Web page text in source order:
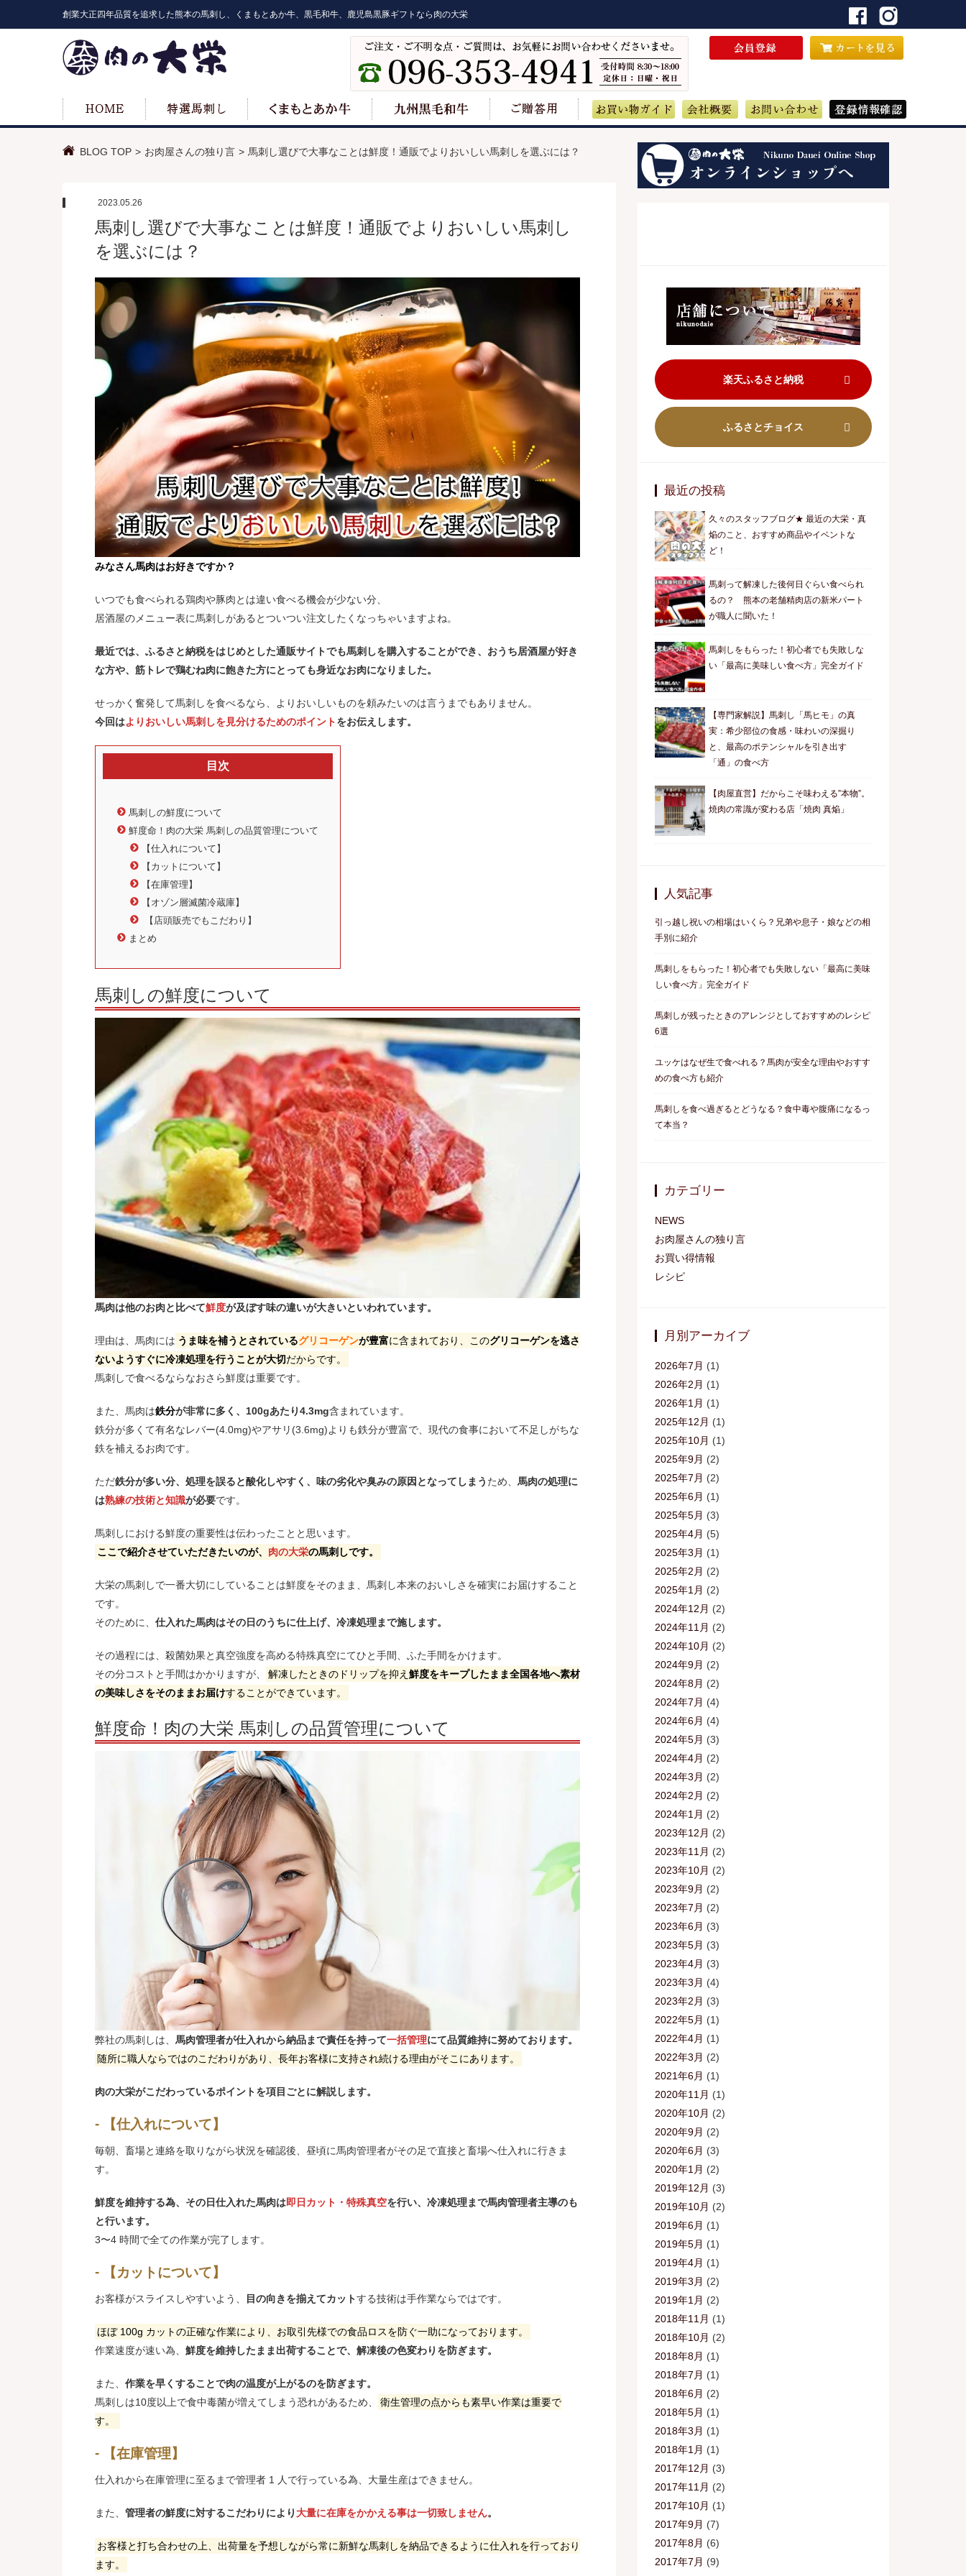
創業大正四年品質を追求した熊本の馬刺し、くまもとあか牛、黒毛和牛、鹿児島黒豚ギフトなら肉の大栄
BLOG TOP お肉屋さんの独り言 馬刺し選びで大事なことは鮮度！通販でよりおいしい馬刺しを選ぶには？
2023.05.26
馬刺し選びで大事なことは鮮度！通販でよりおいしい馬刺し
を選ぶには？
みなさん馬肉はお好きですか？
いつでも食べられる鶏肉や豚肉とは違い食べる機会が少ない分、
居酒屋のメニュー表に馬刺しがあるとついつい注文したくなっちゃいますよね。
最近では、ふるさと納税をはじめとした通販サイトでも馬刺しを購入することができ、おうち居酒屋が好き
な方や、筋トレで鶏むね肉に飽きた方にとっても身近なお肉になりました。
せっかく奮発して馬刺しを食べるなら、よりおいしいものを頼みたいのは言うまでもありません。
今回はよりおいしい馬刺しを見分けるためのポイントをお伝えします。
目次
馬刺しの鮮度について
鮮度命！肉の大栄 馬刺しの品質管理について
【仕入れについて】
【カットについて】
【在庫管理】
【オゾン層滅菌冷蔵庫】
【店頭販売でもこだわり】
まとめ
馬刺しの鮮度について
馬肉は他のお肉と比べて鮮度が及ぼす味の違いが大きいといわれています。
理由は、馬肉には うま味を補うとされているグリコーゲンが豊富に含まれており、このグリコーゲンを逃さ
ないようすぐに冷凍処理を行うことが大切だからです。
馬刺しで食べるならなおさら鮮度は重要です。
また、馬肉は鉄分が非常に多く、100gあたり4.3mg含まれています。
鉄分が多くて有名なレバー(4.0mg)やアサリ(3.6mg)よりも鉄分が豊富で、現代の食事において不足しがちな
鉄を補えるお肉です。
ただ鉄分が多い分、処理を誤ると酸化しやすく、味の劣化や臭みの原因となってしまう ため、 馬肉の処理に
は熟練の技術と知識が必要です。
馬刺しにおける鮮度の重要性は伝わったことと思います。
ここで紹介させていただきたいのが、 肉の大栄の馬刺しです。
大栄の馬刺しで一番大切にしていることは鮮度をそのまま、馬刺し本来のおいしさを確実にお届けすること
です。
そのために、 仕入れた馬肉はその日のうちに仕上げ、冷凍処理まで施します。
その過程には、殺菌効果と真空強度を高める特殊真空にてひと手間、ふた手間をかけます。
その分コストと手間はかかりますが、
解凍したときのドリップを抑え 鮮度をキープしたまま全国各地へ素材
の美味しさをそのままお届けすることができています。
鮮度命！肉の大栄 馬刺しの品質管理について
弊社の馬刺しは、 馬肉管理者が仕入れから納品まで責任を持って一括管理にて品質維持に努めております。
随所に職人ならではのこだわりがあり、長年お客様に支持され続ける理由がそこにあります。
肉の大栄がこだわっているポイントを項目ごとに解説します。
【仕入れについて】
毎朝、畜場と連絡を取りながら状況を確認後、昼頃に馬肉管理者がその足で直接と畜場へ仕入れに行きま
す。
鮮度を維持する為、その日仕入れた馬肉は即日カット・特殊真空を行い、冷凍処理まで馬肉管理者主導のも
と行います。
3〜4 時間で全ての作業が完了します。
【カットについて】
お客様がスライスしやすいよう、 目の向きを揃えてカットする技術は手作業ならではです。
ほぼ 100g カットの正確な作業により、お取引先様での食品ロスを防ぐ一助になっております。
作業速度が速い為、 鮮度を維持したまま出荷することで、解凍後の色変わりを防ぎます。
また、 作業を早くすることで肉の温度が上がるのを防ぎます。
馬刺しは10度以上で食中毒菌が増えてしまう恐れがあるため、
衛生管理の点からも素早い作業は重要で
す。
【在庫管理】
仕入れから在庫管理に至るまで管理者 1 人で行っている為、大量生産はできません。
また、 管理者の鮮度に対するこだわりにより 大量に在庫をかかえる事は一切致しません。
お客様と打ち合わせの上、出荷量を予想しながら常に新鮮な馬刺しを納品できるように仕入れを行っており
ます。
楽天ふるさと納税
ふるさとチョイス
最近の投稿
久々のスタッフブログ★ 最近の大栄・真
焔のこと、おすすめ商品やイベントな
ど！
馬刺って解凍した後何日ぐらい食べられ
るの？ 熊本の老舗精肉店の新米パート
が職人に聞いた！
馬刺しをもらった！初心者でも失敗しな
い「最高に美味しい食べ方」完全ガイド
【専門家解説】馬刺し「馬ヒモ」の真
実：希少部位の食感・味わいの深掘り
と、最高のポテンシャルを引き出す
「通」の食べ方
【肉屋直営】だからこそ味わえる”本物”。
焼肉の常識が変わる店「焼肉 真焔」
人気記事
引っ越し祝いの相場はいくら？兄弟や息子・娘などの相
手別に紹介
馬刺しをもらった！初心者でも失敗しない「最高に美味
しい食べ方」完全ガイド
馬刺しが残ったときのアレンジとしておすすめのレシピ
6選
ユッケはなぜ生で食べれる？馬肉が安全な理由やおすす
めの食べ方も紹介
馬刺しを食べ過ぎるとどうなる？食中毒や腹痛になるっ
て本当？
カテゴリー
NEWS
お肉屋さんの独り言
お買い得情報
レシピ
月別アーカイブ
2026年7月 (1)
2026年2月 (1)
2026年1月 (1)
2025年12月 (1)
2025年10月 (1)
2025年9月 (2)
2025年7月 (2)
2025年6月 (1)
2025年5月 (3)
2025年4月 (5)
2025年3月 (1)
2025年2月 (2)
2025年1月 (2)
2024年12月 (2)
2024年11月 (2)
2024年10月 (2)
2024年9月 (2)
2024年8月 (2)
2024年7月 (4)
2024年6月 (4)
2024年5月 (3)
2024年4月 (2)
2024年3月 (2)
2024年2月 (2)
2024年1月 (2)
2023年12月 (2)
2023年11月 (2)
2023年10月 (2)
2023年9月 (2)
2023年7月 (2)
2023年6月 (3)
2023年5月 (3)
2023年4月 (3)
2023年3月 (4)
2023年2月 (3)
2022年5月 (1)
2022年4月 (1)
2022年3月 (2)
2021年6月 (1)
2020年11月 (1)
2020年10月 (2)
2020年9月 (2)
2020年6月 (3)
2020年1月 (2)
2019年12月 (3)
2019年10月 (2)
2019年6月 (1)
2019年5月 (1)
2019年4月 (1)
2019年3月 (2)
2019年1月 (2)
2018年11月 (1)
2018年10月 (2)
2018年8月 (1)
2018年7月 (1)
2018年6月 (2)
2018年5月 (1)
2018年3月 (1)
2018年1月 (1)
2017年12月 (3)
2017年11月 (2)
2017年10月 (1)
2017年9月 (7)
2017年8月 (6)
2017年7月 (9)